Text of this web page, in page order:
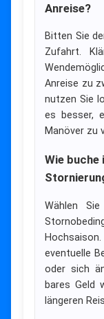
Anreise?
Bitten Sie
Zufahrt.
Anreise zu
nutzen Sie
es besser,
Manöver zu
Wie buche
Wählen
eventuelle
oder sich
bares Geld
längeren